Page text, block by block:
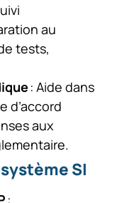
au
tests,
: Aide dans
d’accord
aux
SI
: